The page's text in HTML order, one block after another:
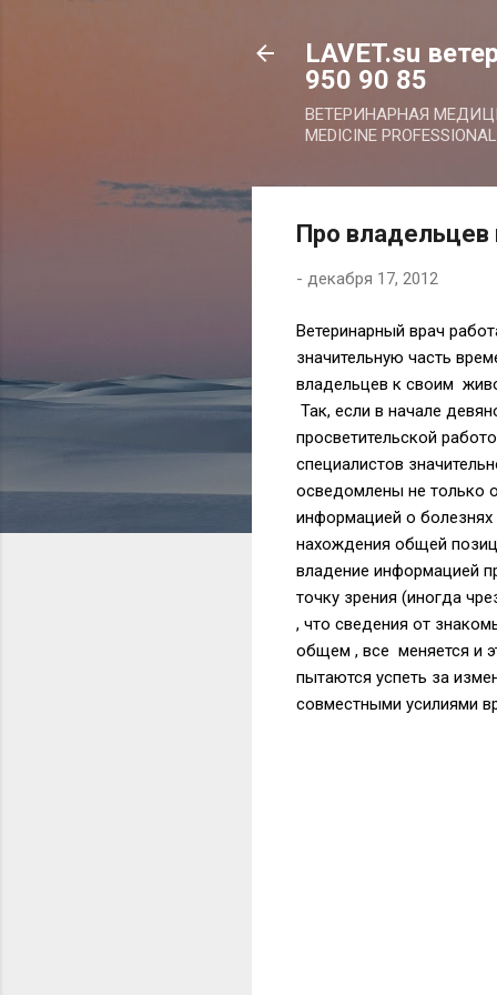
LAVET.su
950 90 85
ВЕТЕРИНАРНАЯ
MEDICINE
Про
- декабря 17, 2012
Ветеринарный врач
значительную часть
владельцев к своим
Так, если в начале
просветительской
специалистов
осведомлены не только
информацией о
нахождения общей
владение информацией
точку зрения (иногда
, что сведения от
общем , все меняется и
пытаются успеть за
совместными усилиями